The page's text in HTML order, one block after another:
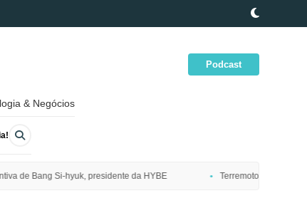
Podcast
& Negócios
HYBE Terremoto de magnitude 7,7 atinge costa nordeste do